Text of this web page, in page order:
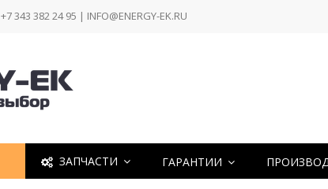
+7 343 382 24 95 | INFO@ENERGY-EK.RU
ЗАПЧАСТИ ГАРАНТИИ